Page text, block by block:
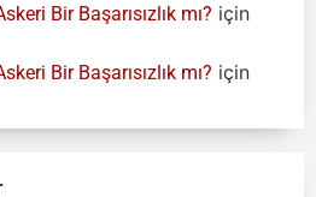
Bir Başarısızlık mı? için
Bir Başarısızlık mı? için